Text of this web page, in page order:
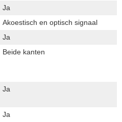
Ja
Akoestisch en optisch signaal
Ja
Beide kanten
Ja
Ja